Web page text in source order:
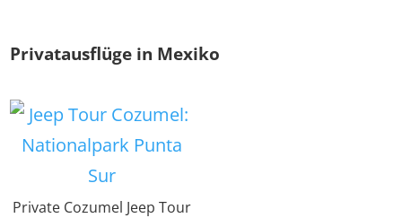
Privatausflüge in Mexiko
Private Cozumel Jeep Tour